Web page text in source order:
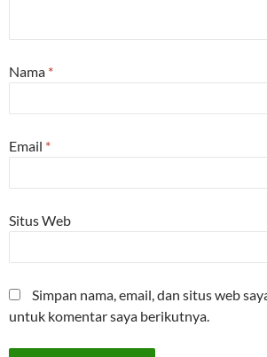
Nama *
Email *
Situs Web
Simpan nama, email, dan situs web
untuk komentar saya berikutnya.